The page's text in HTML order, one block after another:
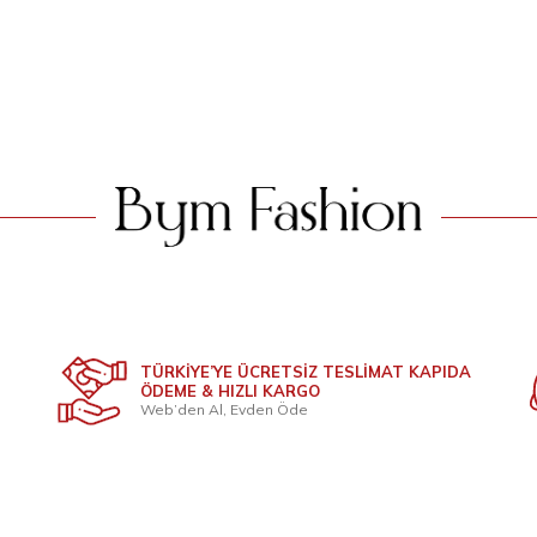
TÜRKİYE’YE ÜCRETSİZ TESLİMAT KAPIDA
ÖDEME & HIZLI KARGO
Web’den Al, Evden Öde